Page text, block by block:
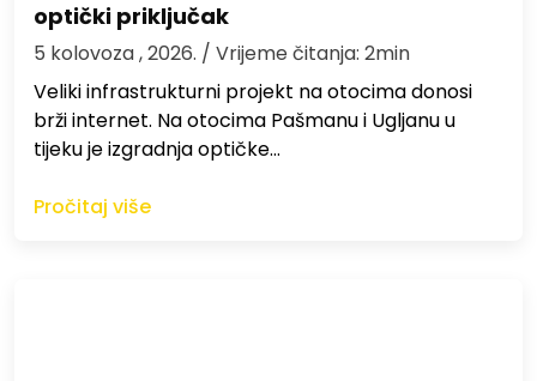
optički priključak
5 kolovoza , 2026. / Vrijeme čitanja: 2min
Veliki infrastrukturni projekt na otocima donosi
brži internet. Na otocima Pašmanu i Ugljanu u
tijeku je izgradnja optičke…
Pročitaj više